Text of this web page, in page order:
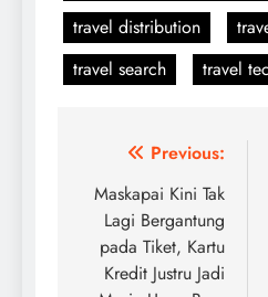
travel distribution
travel search
travel
Post
navigation
Previous:
Maskapai Kini Tak
Lagi Bergantung
pada Tiket, Kartu
Kredit Justru Jadi